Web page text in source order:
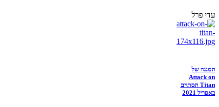
עדי פרל
המנגה של
Attack on
Titan תסתיים
באפריל 2021